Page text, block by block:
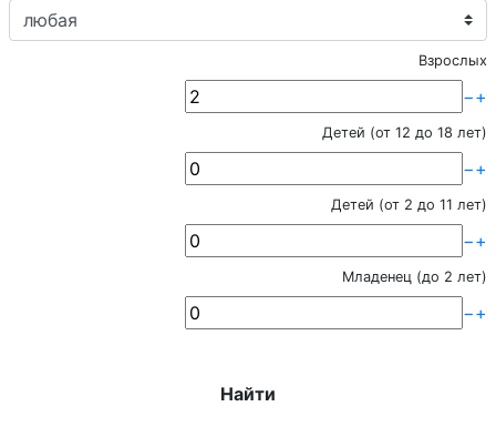
Взрослых
−+
Детей (от 12 до 18 лет)
−+
Детей (от 2 до 11 лет)
−+
Младенец (до 2 лет)
−+
Найти